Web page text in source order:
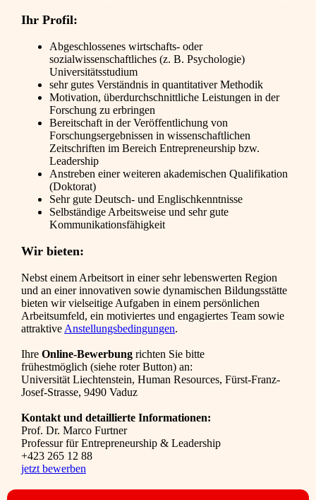
Ihr Profil:
Abgeschlossenes wirtschafts- oder
sozialwissenschaftliches (z. B. Psychologie)
Universitätsstudium
sehr gutes Verständnis in quantitativer Methodik
Motivation, überdurchschnittliche Leistungen in der
Forschung zu erbringen
Bereitschaft in der Veröffentlichung von
Forschungsergebnissen in wissenschaftlichen
Zeitschriften im Bereich Entrepreneurship bzw.
Leadership
Anstreben einer weiteren akademischen Qualifikation
(Doktorat)
Sehr gute Deutsch- und Englischkenntnisse
Selbständige Arbeitsweise und sehr gute
Kommunikationsfähigkeit
Wir bieten:
Nebst einem Arbeitsort in einer sehr lebenswerten Region
und an einer innovativen sowie dynamischen Bildungsstätte
bieten wir vielseitige Aufgaben in einem persönlichen
Arbeitsumfeld, ein motiviertes und engagiertes Team sowie
attraktive Anstellungsbedingungen.
Ihre Online-Bewerbung richten Sie bitte
frühestmöglich (siehe roter Button) an:
Universität Liechtenstein, Human Resources, Fürst-Franz-
Josef-Strasse, 9490 Vaduz
Kontakt und detaillierte Informationen:
Prof. Dr. Marco Furtner
Professur für Entrepreneurship & Leadership
+423 265 12 88
jetzt bewerben